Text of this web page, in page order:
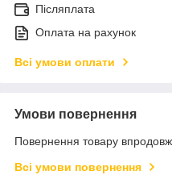
Післяплата
Оплата на рахунок
Всі умови оплати
Умови повернення
Повернення товару
Всі умови повернення